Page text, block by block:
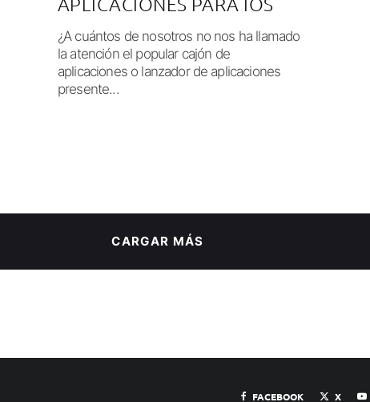
¿A cuántos de nosotros no nos ha llamado
la atención el popular cajón de
aplicaciones o lanzador de aplicaciones
presente...
CARGAR MÁS
FACEBOOK X